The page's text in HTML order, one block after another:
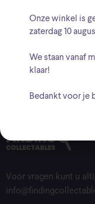
Voor vragen kunt u
Onze winkel is
zaterdag 10
We staan vanaf
klaar!
Bedankt voor je